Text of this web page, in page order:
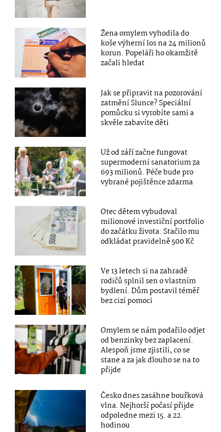
Žena omylem vyhodila do
koše výherní los na 24 milionů
korun. Popeláři ho okamžitě
začali hledat
Jak se připravit na pozorování
zatmění Slunce? Speciální
pomůcku si vyrobíte sami a
skvěle zabavíte děti
Už od září začne fungovat
supermoderní sanatorium za
693 milionů. Péče bude pro
vybrané pojištěnce zdarma
Otec dětem vybudoval
milionové investiční portfolio
do začátku života. Stačilo mu
odkládat pravidelně 500 Kč
Ve 13 letech si na zahradě
rodičů splnil sen o vlastním
bydlení. Dům postavil téměř
bez cizí pomoci
Omylem se nám podařilo odjet
od benzinky bez zaplacení.
Alespoň jsme zjistili, co se
stane a za jak dlouho se na to
přijde
Česko dnes zasáhne bouřková
vlna. Nejhorší počasí přijde
odpoledne mezi 15. a 22.
hodinou